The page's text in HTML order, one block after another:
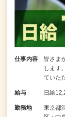
仕事内容
皆さま
します
ていた
給与 日給
勤務地
東京都